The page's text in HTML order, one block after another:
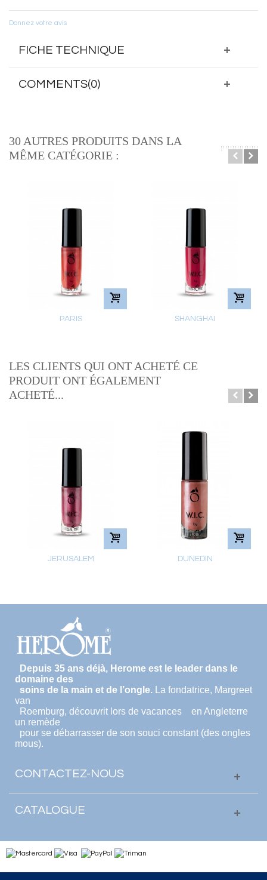
Donnez votre avis
FICHE TECHNIQUE
COMMENTS(0)
30 AUTRES PRODUITS DANS LA
MÊME CATÉGORIE :
PARIS SHANGHAI
LES CLIENTS QUI ONT ACHETÉ CE
PRODUIT ONT ÉGALEMENT
ACHETÉ...
JERUSALEM DUNEDIN
Depuis 35 ans déjà, Herome est le leader dans le
domaine des
soins de la main et de l’ongle. La fondatrice, Margreet
van
Roemburg, découvrit lors de vacances en Angleterre
un remède
pour se débarrasser de son souci constant (des ongles
mous).
CONTACTEZ-NOUS
CATALOGUE